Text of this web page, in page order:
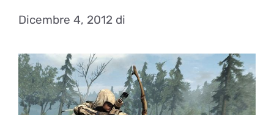
Dicembre 4, 2012 di